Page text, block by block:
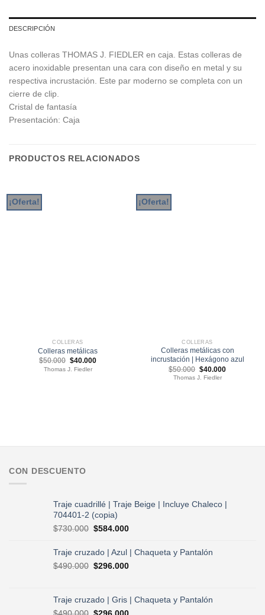
DESCRIPCIÓN
Unas colleras THOMAS J. FIEDLER en caja. Estas colleras de
acero inoxidable presentan una cara con diseño en metal y su
respectiva incrustación. Este par moderno se completa con un
cierre de clip.
Cristal de fantasía
Presentación: Caja
PRODUCTOS RELACIONADOS
¡Oferta!
COLLERAS
Colleras metálicas
$50.000 El
precio
original
$40.000El
Thomas J. Fiedler
¡Oferta!
COLLERAS
Colleras metálicas con
incrustación | Hexágono azul
$50.000 El
precio
original
$40.000El
Thomas J. Fiedler
CON DESCUENTO
Traje cuadrillé | Traje Beige | Incluye Chaleco |
704401-2 (copia)
$730.000 El
original
era:
$730.000.
$584.000El
actual
es:
Traje cruzado | Azul | Chaqueta y Pantalón
$490.000 El
era:
$490.000.
$296.000El
es:
Traje cruzado | Gris | Chaqueta y Pantalón
El
El